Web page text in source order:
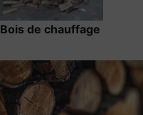
Bois de chauffage